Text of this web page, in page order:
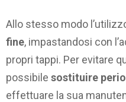
Allo stesso modo
fine, impastandosi con
propri tappi. Per evitare
possibile sostituire
effettuare la sua